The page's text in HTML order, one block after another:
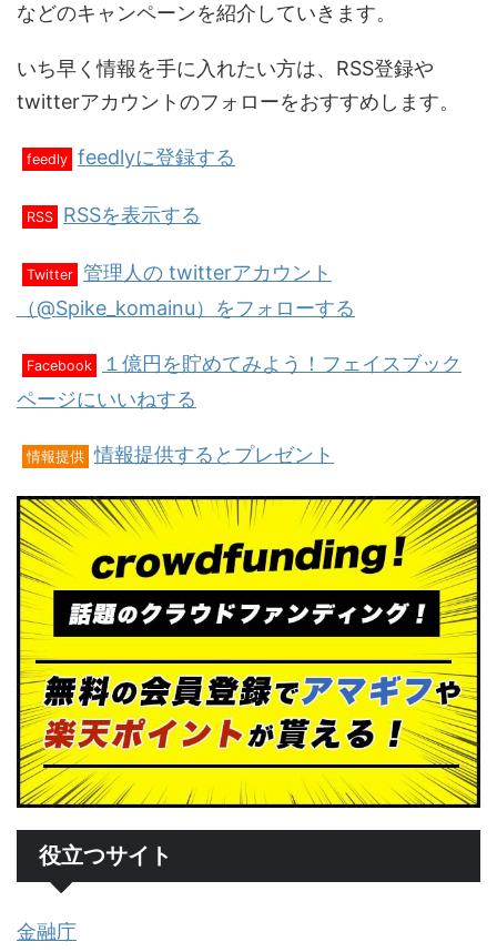
などのキャンペーンを紹介していきます。
いち早く情報を手に入れたい方は、RSS登録や
twitterアカウントのフォローをおすすめします。
feedly feedlyに登録する
RSS RSSを表示する
Twitter 管理人の twitterアカウント
（@Spike_komainu）をフォローする
Facebook
１億円を貯めてみよう！フェイスブック
ページにいいねする
情報提供 情報提供するとプレゼント
役立つサイト
金融庁